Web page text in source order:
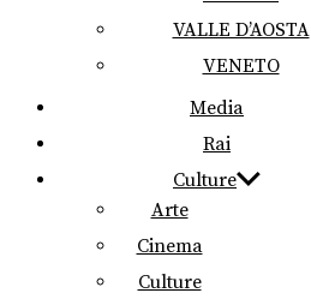
VALLE D’AOSTA
VENETO
Media
Rai
Culture
Arte
Cinema
Culture